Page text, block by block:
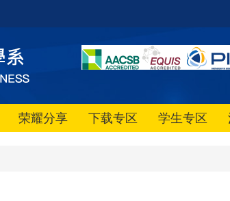
荣耀分享 下载专区 学生专区